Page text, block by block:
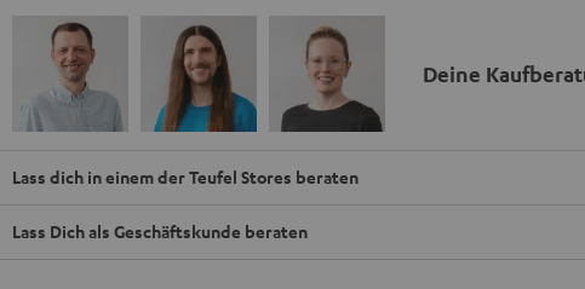
Deine
Lass dich in einem der Teufel Stores beraten
Lass Dich als Geschäftskunde beraten